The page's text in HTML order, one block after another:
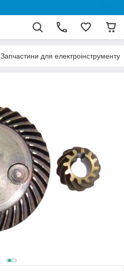
Запчастини для електроінструменту